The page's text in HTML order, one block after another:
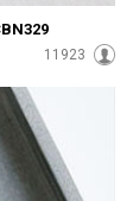
11923